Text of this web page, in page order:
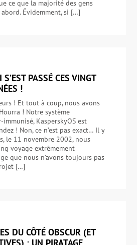
ce que la majorité des gens
Évidemment, si […]
PASSÉ CES VINGT
!
! Et tout à coup, nous avons
! Notre système
KasperskyOS est
! Non, ce n’est pas exact… Il y
le 11 novembre 2002, nous
voyage extrêmement
que nous n’avons toujours pas
[…]
DU CÔTÉ OBSCUR (ET
: UN PIRATAGE